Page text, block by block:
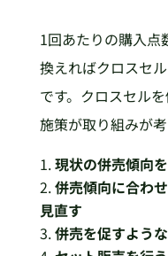
1回あたりの購入点
換えればクロスセ
です。クロスセル
施策が取り組みが考
現状の併売傾向
併売傾向に合わ
見直す
併売を促すよう